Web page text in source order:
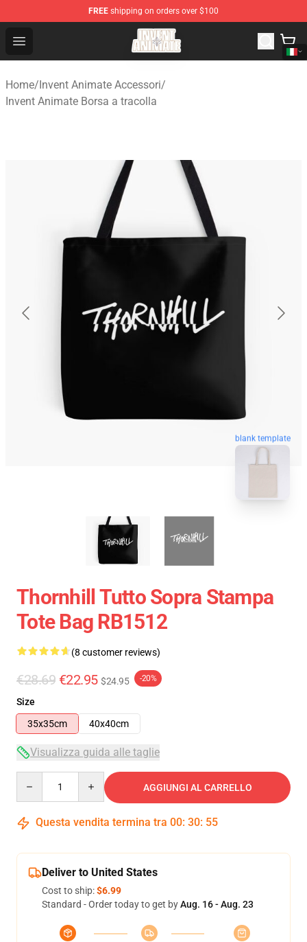
FREE shipping on orders over $100
Open menu
Invent Animate Shop - Official Invent Animate
Home/Invent Animate Accessori/
Invent Animate Borsa a tracolla
blank template
Thornhill Tutto Sopra Stampa
Tote Bag RB1512
(8 customer reviews)
€28.69 €22.95 $24.95 -20%
Size
35x35cm
40x40cm
Visualizza guida alle taglie
AGGIUNGI AL CARRELLO
Questa vendita termina tra 00: 30: 54
Deliver to United States
Cost to ship:$6.99
Standard - Order today to get byAug. 16 - Aug. 23